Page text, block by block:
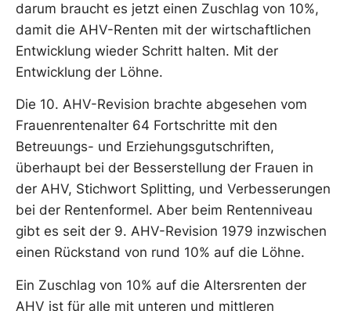
darum braucht es jetzt einen Zuschlag von 10%,
damit die AHV-Renten mit der wirtschaftlichen
Entwicklung wieder Schritt halten. Mit der
Entwicklung der Löhne.
Die 10. AHV-Revision brachte abgesehen vom
Frauenrentenalter 64 Fortschritte mit den
Betreuungs- und Erziehungsgutschriften,
überhaupt bei der Besserstellung der Frauen in
der AHV, Stichwort Splitting, und Verbesserungen
bei der Rentenformel. Aber beim Rentenniveau
gibt es seit der 9. AHV-Revision 1979 inzwischen
einen Rückstand von rund 10% auf die Löhne.
Ein Zuschlag von 10% auf die Altersrenten der
AHV ist für alle mit unteren und mittleren